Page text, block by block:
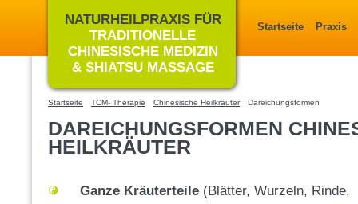
NATURHEILPRAXIS FÜR
TRADITIONELLE
CHINESISCHE MEDIZIN
& SHIATSU MASSAGE
Startseite Praxis
Startseite TCM- Therapie Chinesische Heilkräuter Dareichungsformen
DAREICHUNGSFORMEN
HEILKRÄUTER
Ganze Kräuterteile (Blätter, Wurzeln, Rinde,